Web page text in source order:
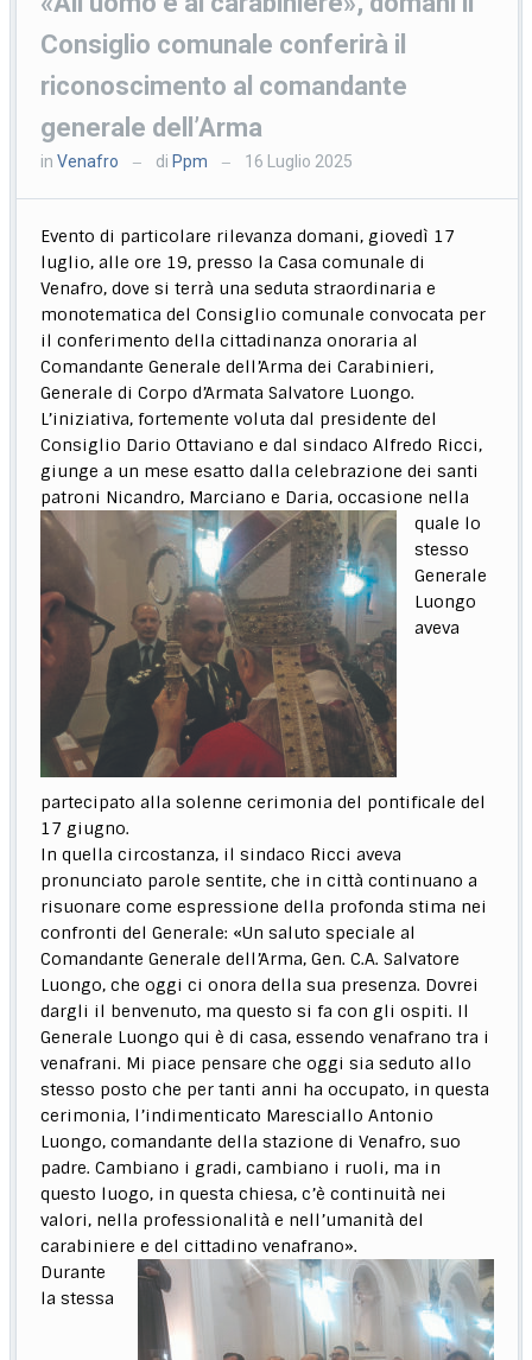
Consiglio comunale conferirà il
riconoscimento al comandante
generale dell’Arma
inVenafro — di Ppm — 16 Luglio 2025
Evento di particolare rilevanza domani, giovedì 17
luglio, alle ore 19, presso la Casa comunale di
Venafro, dove si terrà una seduta straordinaria e
monotematica del Consiglio comunale convocata per
il conferimento della cittadinanza onoraria al
Comandante Generale dell’Arma dei Carabinieri,
Generale di Corpo d’Armata Salvatore Luongo.
L’iniziativa, fortemente voluta dal presidente del
Consiglio Dario Ottaviano e dal sindaco Alfredo Ricci,
giunge a un mese esatto dalla celebrazione dei santi
patroni Nicandro, Marciano e Daria, occasione nella
quale lo
stesso
Generale
Luongo
aveva
partecipato alla solenne cerimonia del pontificale del
17 giugno.
In quella circostanza, il sindaco Ricci aveva
pronunciato parole sentite, che in città continuano a
risuonare come espressione della profonda stima nei
confronti del Generale: «Un saluto speciale al
Comandante Generale dell’Arma, Gen. C.A. Salvatore
Luongo, che oggi ci onora della sua presenza. Dovrei
dargli il benvenuto, ma questo si fa con gli ospiti. Il
Generale Luongo qui è di casa, essendo venafrano tra i
venafrani. Mi piace pensare che oggi sia seduto allo
stesso posto che per tanti anni ha occupato, in questa
cerimonia, l’indimenticato Maresciallo Antonio
Luongo, comandante della stazione di Venafro, suo
padre. Cambiano i gradi, cambiano i ruoli, ma in
questo luogo, in questa chiesa, c’è continuità nei
valori, nella professionalità e nell’umanità del
carabiniere e del cittadino venafrano».
Durante
la stessa